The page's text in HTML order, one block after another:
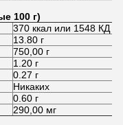
100 г)
370 ккал или 1548 КД
13.80 г
750,00 г
1.20 г
0.27 г
Никаких
0.60 г
290,00 мг